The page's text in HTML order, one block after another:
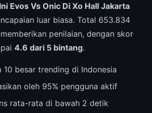
Evos Vs Onic Di Xo Hall Jakarta
luar biasa. Total 653.834
penilaian, dengan skor
4.6 dari 5 bintang.
10 besar trending di Indonesia
oleh 95% pengguna aktif
rata-rata di bawah 2 detik